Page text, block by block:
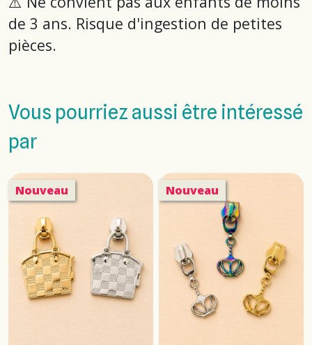
de 3 ans. Risque d'ingestion de petites
pièces.
Vous pourriez aussi être intéressé
par
Nouveau Nouveau